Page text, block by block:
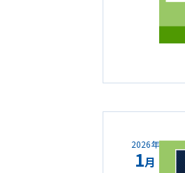
2026年
1月